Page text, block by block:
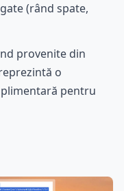
(rând spate,
provenite din
o
pentru